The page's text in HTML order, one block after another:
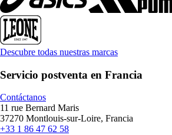
Descubre todas nuestras marcas
Servicio postventa en Francia
Contáctanos
11 rue Bernard Maris
37270 Montlouis-sur-Loire, Francia
+33 1 86 47 62 58